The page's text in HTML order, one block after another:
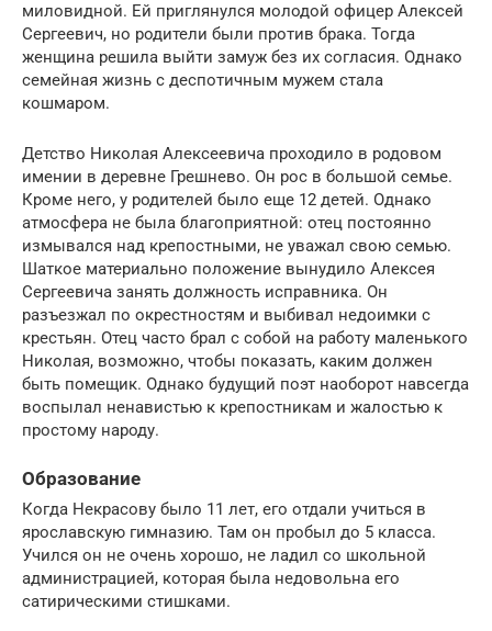
миловидной. Ей приглянулся молодой офицер Алексей
Сергеевич, но родители были против брака. Тогда
женщина решила выйти замуж без их согласия. Однако
семейная жизнь с деспотичным мужем стала
кошмаром.
Детство Николая Алексеевича проходило в родовом
имении в деревне Грешнево. Он рос в большой семье.
Кроме него, у родителей было еще 12 детей. Однако
атмосфера не была благоприятной: отец постоянно
измывался над крепостными, не уважал свою семью.
Шаткое материально положение вынудило Алексея
Сергеевича занять должность исправника. Он
разъезжал по окрестностям и выбивал недоимки с
крестьян. Отец часто брал с собой на работу маленького
Николая, возможно, чтобы показать, каким должен
быть помещик. Однако будущий поэт наоборот навсегда
воспылал ненавистью к крепостникам и жалостью к
простому народу.
Образование
Когда Некрасову было 11 лет, его отдали учиться в
ярославскую гимназию. Там он пробыл до 5 класса.
Учился он не очень хорошо, не ладил со школьной
администрацией, которая была недовольна его
сатирическими стишками.